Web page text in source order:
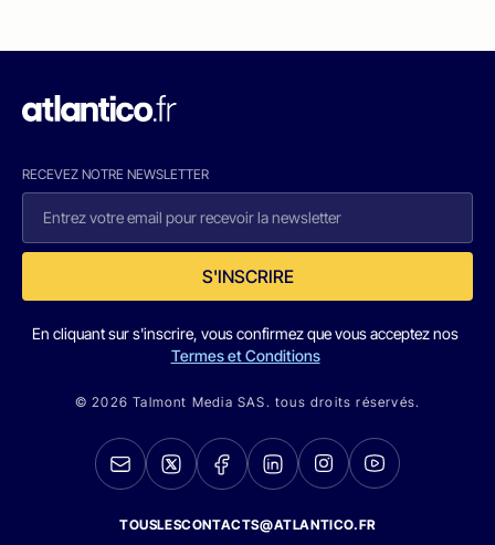
RECEVEZ NOTRE NEWSLETTER
S'INSCRIRE
En cliquant sur s'inscrire, vous confirmez que vous acceptez nos
Termes et Conditions
© 2026 Talmont Media SAS. tous droits réservés.
TOUSLESCONTACTS@ATLANTICO.FR